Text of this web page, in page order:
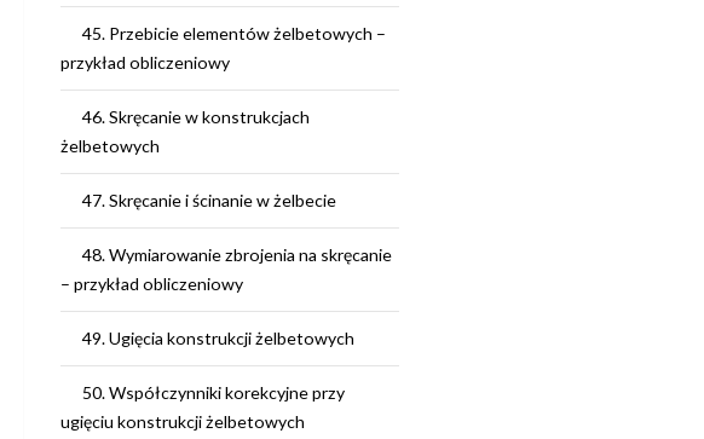
45. Przebicie elementów żelbetowych –
przykład obliczeniowy
46. Skręcanie w konstrukcjach
żelbetowych
47. Skręcanie i ścinanie w żelbecie
48. Wymiarowanie zbrojenia na skręcanie
– przykład obliczeniowy
49. Ugięcia konstrukcji żelbetowych
50. Współczynniki korekcyjne przy
ugięciu konstrukcji żelbetowych